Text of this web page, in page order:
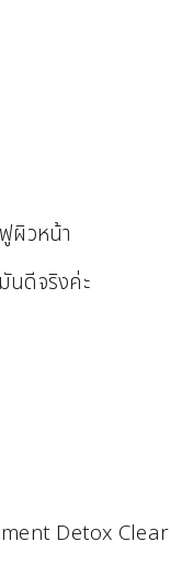
ผิวหน้า
นดีจริงค่ะ
Detox Clear